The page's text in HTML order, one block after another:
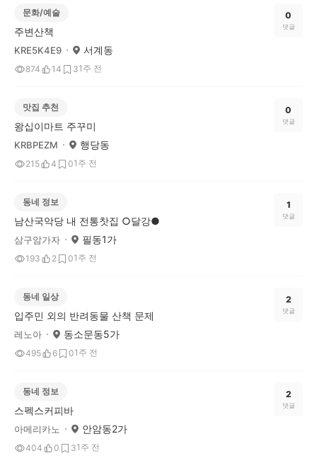
문화/예술
주변산책
KRE5K4E9 서계동
874 14 31주 전
0
댓글
맛집 추천
왕십이마트 주꾸미
KRBPEZM 행당동
215 4 01주 전
0
댓글
동네 정보
남산국악당 내 전통찻집 ○달강●
삼구암가자 필동1가
193 2 01주 전
1
댓글
동네 일상
입주민 외의 반려동물 산책 문제
레노아 동소문동5가
495 6 01주 전
2
댓글
동네 정보
스펙스커피바
아메리카노 안암동2가
404 0 31주 전
2
댓글